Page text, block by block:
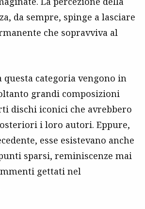
da sempre, spinge a lasciare
che sopravviva al
questa categoria vengono in
grandi composizioni
dischi iconici che avrebbero
i loro autori. Eppure,
esse esistevano anche
sparsi, reminiscenze mai
gettati nel